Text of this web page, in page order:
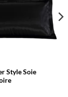
Style Soie